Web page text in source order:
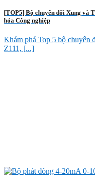
[TOP5] Bộ chuyển đổi Xung và
hóa Công nghiệp
Khám phá Top 5 bộ chuyển
Z111, [...]